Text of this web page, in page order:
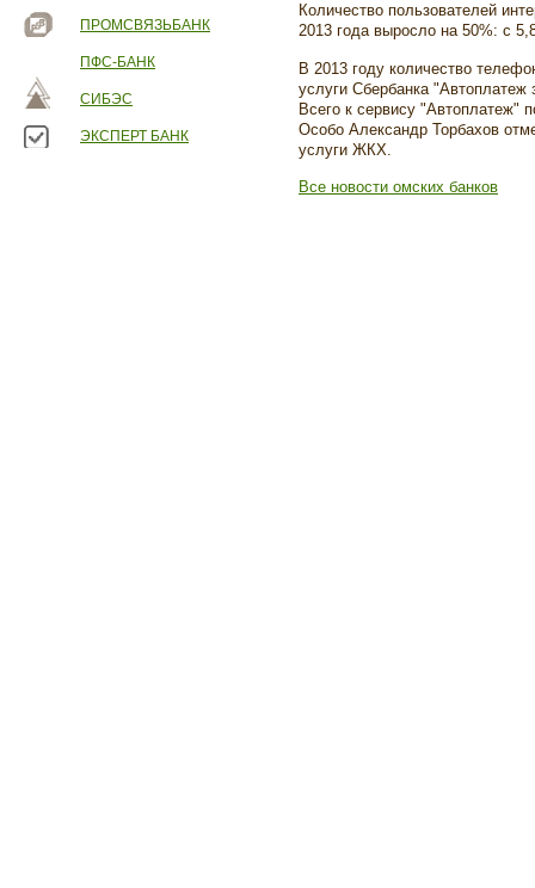
ПРОМСВЯЗЬБАНК
ПФС-БАНК
СИБЭС
ЭКСПЕРТ БАНК
Количество пользователей
2013 года выросло на 50%: с
В 2013 году количество
услуги Сбербанка
Всего к сервису "Автоплатеж"
Особо Александр Торбахов
услуги ЖКХ.
Все новости омских банков